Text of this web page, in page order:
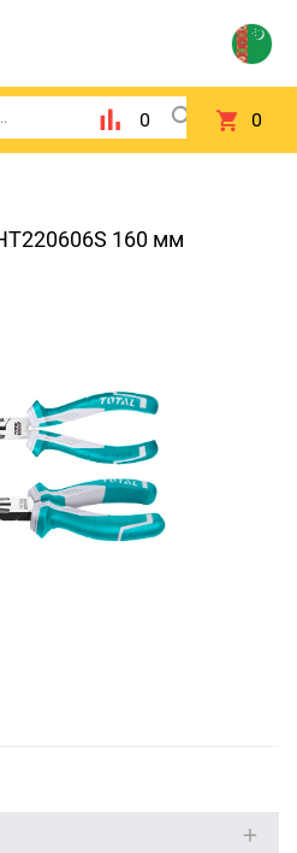
0 0
160 мм